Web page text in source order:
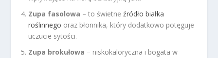
Zupa fasolowa – to świetneźródło białka
roślinnego oraz błonnika, który dodatkowo potęguje
uczucie sytości.
Zupa brokułowa – niskokaloryczna i bogata w